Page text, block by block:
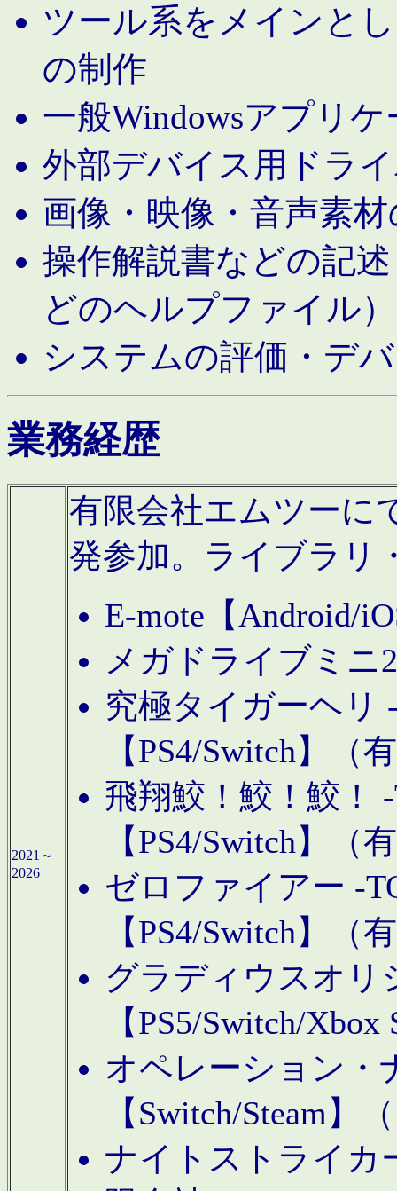
ツール系をメインと
の制作
一般Windowsアプリ
外部デバイス用ドラ
画像・映像・音声素
操作解説書などの記
どのヘルプファイル）
システムの評価・デ
業務経歴
2021～
2026
有限会社エムツーに
発参加。ライブラリ
E-mote【Android/
メガドライブミニ
究極タイガーヘリ
【PS4/Switch】（
飛翔鮫！鮫！鮫！
【PS4/Switch】（
ゼロファイアー -
【PS4/Switch】（
グラディウスオリ
【PS5/Switch/
オペレーション・
【Switch/Steam】
ナイトストライカ